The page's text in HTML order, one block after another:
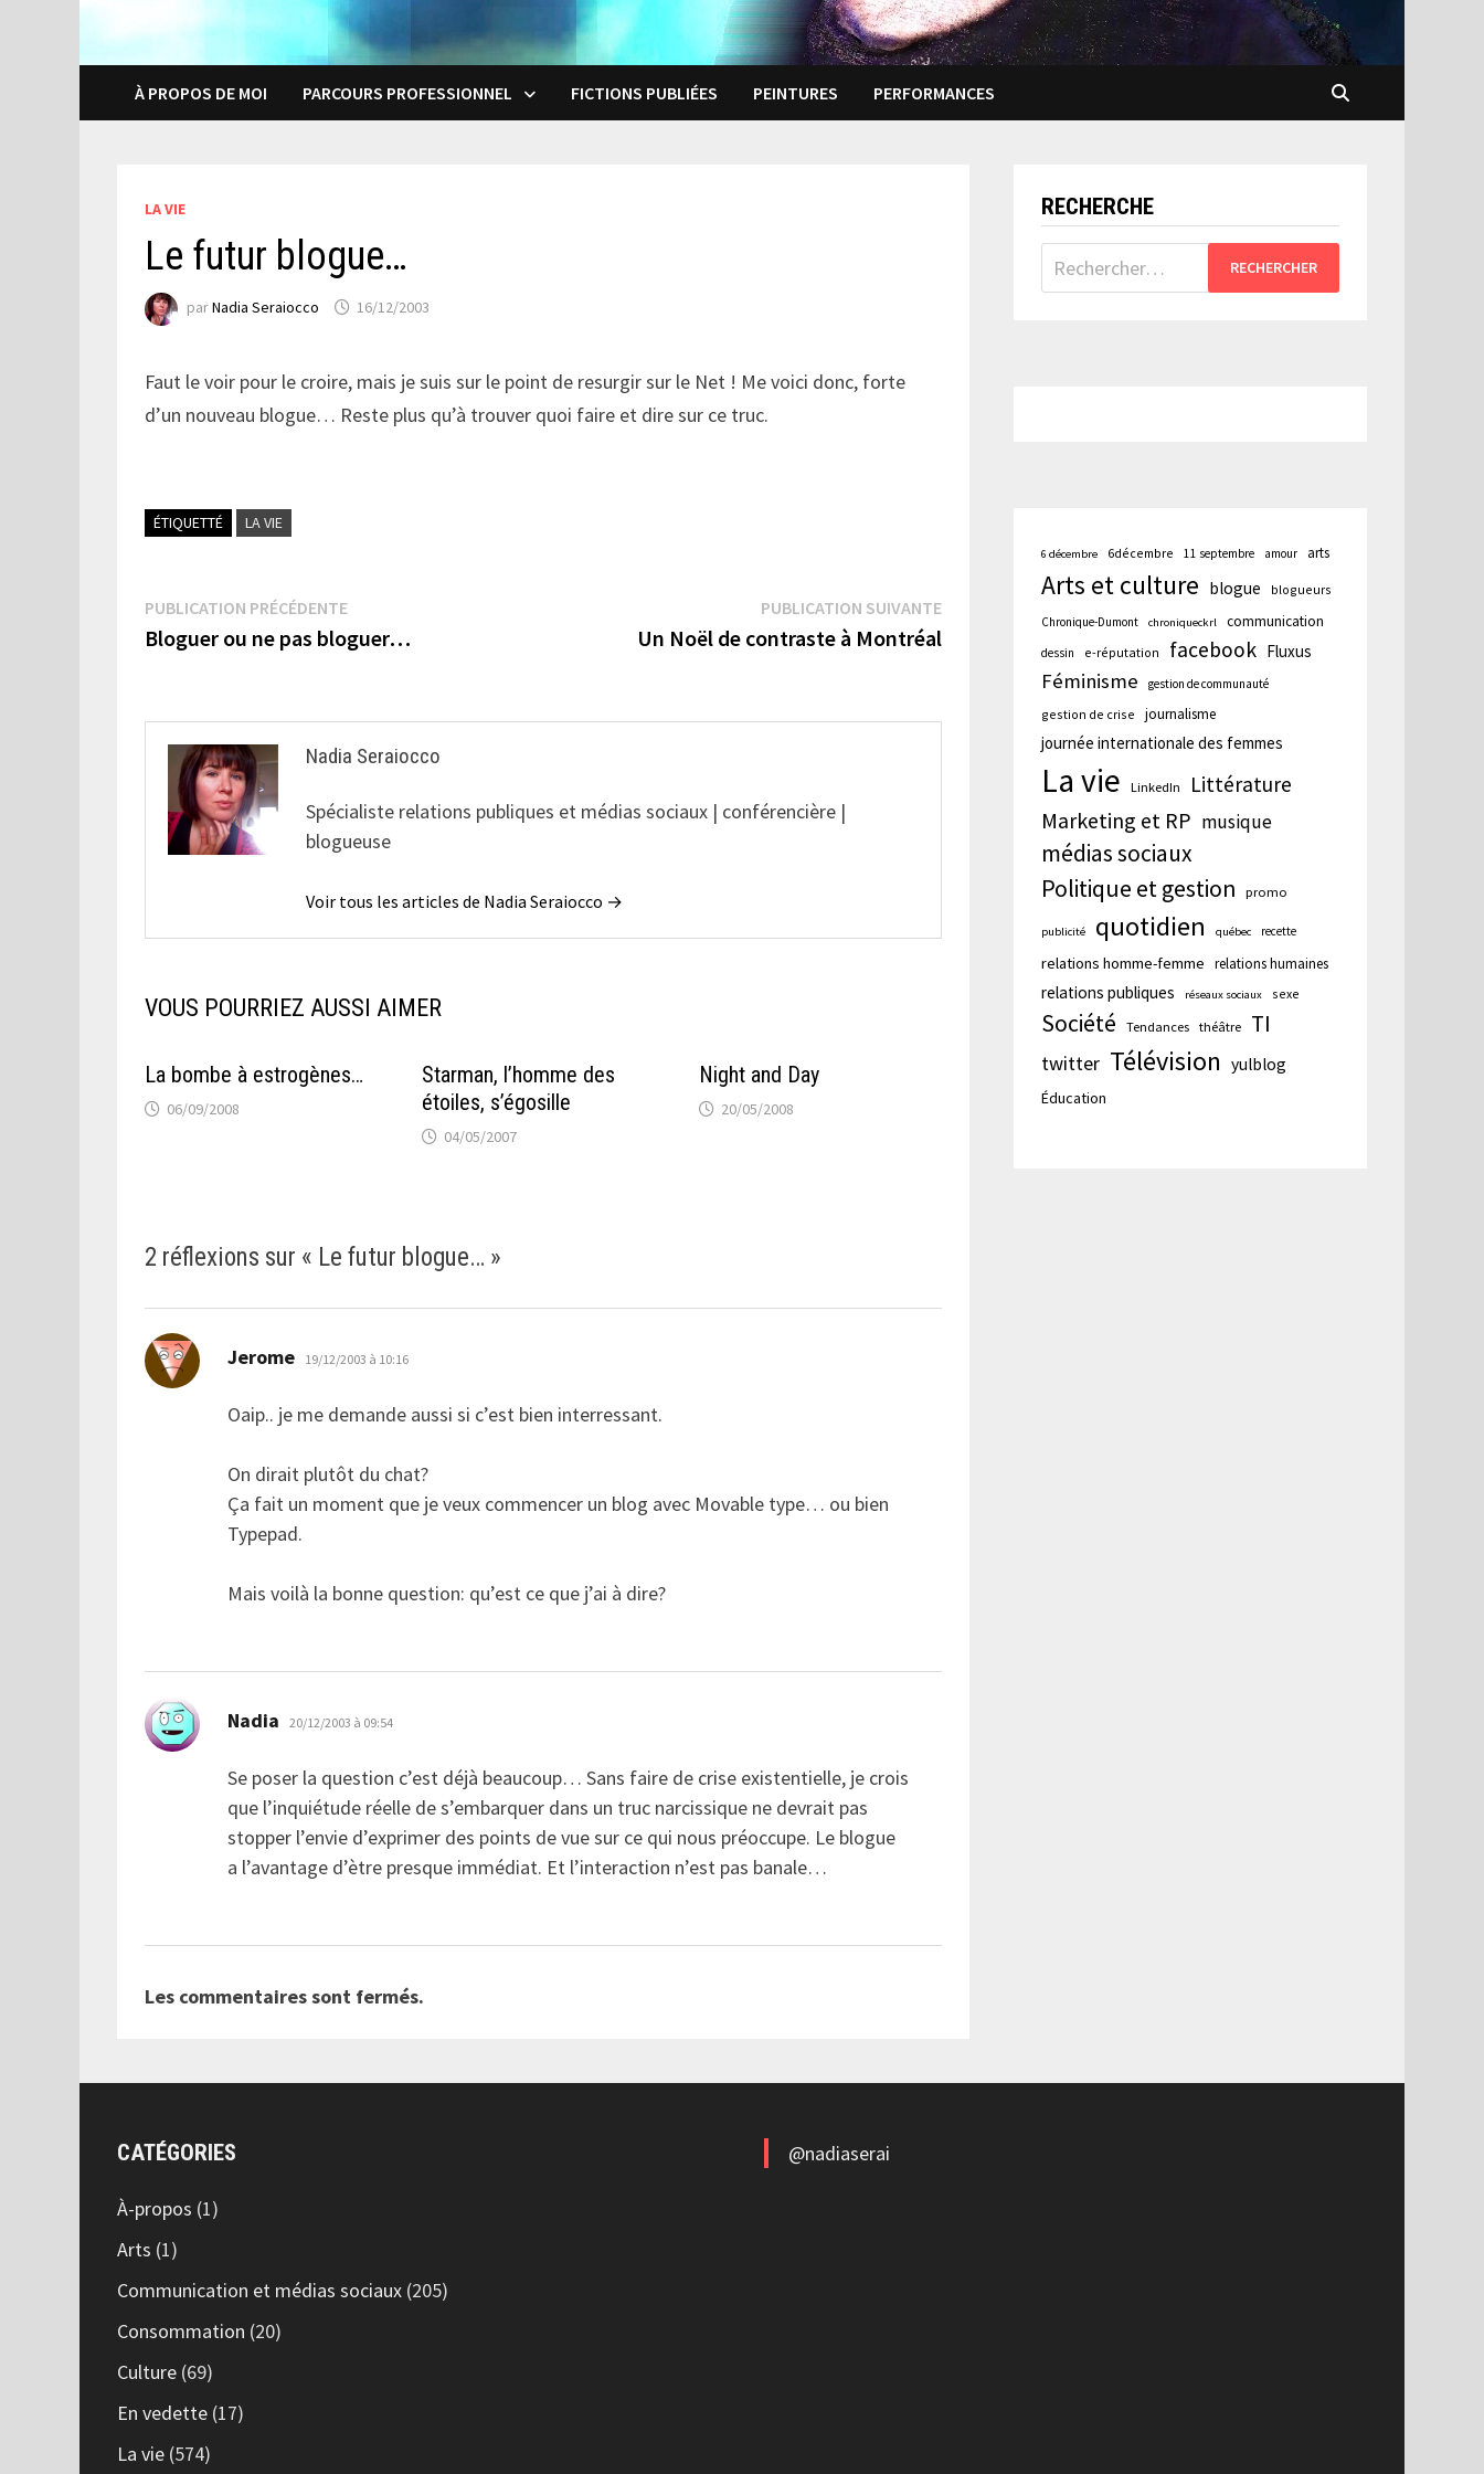
À PROPOS DE MOI PARCOURS PROFESSIONNEL FICTIONS PUBLIÉES PEINTURES PERFORMANCES
LA VIE
Le futur blogue…
parNadia Seraiocco 16/12/2003
Faut le voir pour le croire, mais je suis sur le point de resurgir sur le Net ! Me voici donc, forte
d’un nouveau blogue… Reste plus qu’à trouver quoi faire et dire sur ce truc.
ÉTIQUETTÉ LA VIE
Navigation
de
PUBLICATION PRÉCÉDENTEPublication
précédente :
Bloguer ou ne pas bloguer…
PUBLICATION SUIVANTEPublication
Un Noël de contraste à Montréal
Nadia Seraiocco
Spécialiste relations publiques et médias sociaux | conférencière |
blogueuse
Voir tous les articles de Nadia Seraiocco →
VOUS POURRIEZ AUSSI AIMER
La bombe à estrogènes…
06/09/2008
Starman, l’homme des
étoiles, s’égosille
04/05/2007
Night and Day
20/05/2008
2 réflexions sur « Le futur blogue… »
Jerome dit :
19/12/2003 à 10:16
Oaip.. je me demande aussi si c’est bien interressant.
On dirait plutôt du chat?
Ça fait un moment que je veux commencer un blog avec Movable type… ou bien
Typepad.
Mais voilà la bonne question: qu’est ce que j’ai à dire?
Nadia dit :
20/12/2003 à 09:54
Se poser la question c’est déjà beaucoup… Sans faire de crise existentielle, je crois
que l’inquiétude réelle de s’embarquer dans un truc narcissique ne devrait pas
stopper l’envie d’exprimer des points de vue sur ce qui nous préoccupe. Le blogue
a l’avantage d’ètre presque immédiat. Et l’interaction n’est pas banale…
Les commentaires sont fermés.
RECHERCHE
Rechercher :
6 décembre 6décembre 11 septembre amour arts
Arts et culture blogue blogueurs
Chronique-Dumont chroniqueckrl communication
dessin e-réputation facebook Fluxus
Féminisme gestion de communauté
gestion de crise journalisme
journée internationale des femmes
La vie LinkedIn Littérature
Marketing et RP musique
médias sociaux
Politique et gestion
promo
publicité quotidien québec recette
relations homme-femme relations humaines
relations publiques réseaux sociaux sexe
Société Tendances théâtre TI
twitter Télévision yulblog
Éducation
CATÉGORIES
À-propos (1)
Arts (1)
Communication et médias sociaux (205)
Consommation (20)
Culture (69)
En vedette (17)
La vie (574)
@nadiaserai